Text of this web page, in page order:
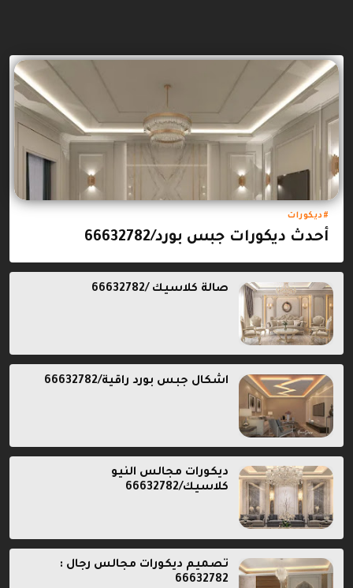
ديكورات
أحدث ديكورات جبس بورد/66632782
صالة كلاسيك /66632782
اشكال جبس بورد راقية/66632782
ديكورات مجالس النيو
كلاسيك/66632782
تصميم ديكورات مجالس رجال :
66632782